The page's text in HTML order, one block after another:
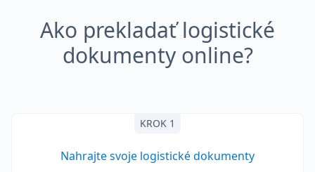
Ako prekladať logistické
dokumenty online?
KROK 1
Nahrajte svoje logistické dokumenty